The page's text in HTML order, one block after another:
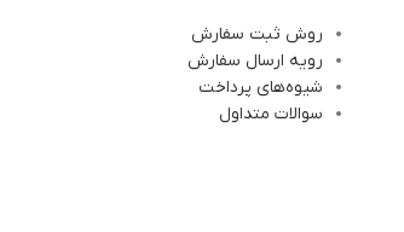
روش ثبت سفارش
رویه ارسال سفارش
شیوه‌های پرداخت
سوالات متداول